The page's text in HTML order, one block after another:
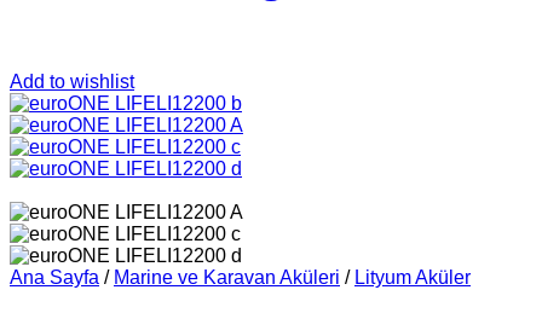
Add to wishlist
Ana Sayfa / Marine ve Karavan Aküleri / Lityum Aküler